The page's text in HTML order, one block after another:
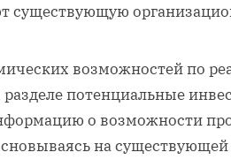
существующую
возможностей по
потенциальные
о возможности
на существующей